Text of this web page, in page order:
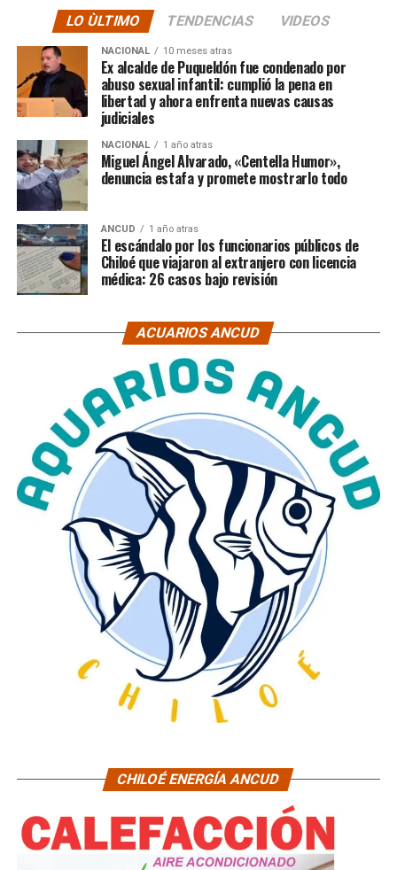
LO ÙLTIMO TENDENCIAS VIDEOS
NACIONAL 10 meses atras
Ex alcalde de Puqueldón fue condenado por
abuso sexual infantil: cumplió la pena en
libertad y ahora enfrenta nuevas causas
judiciales
NACIONAL 1 año atras
Miguel Ángel Alvarado, «Centella Humor»,
denuncia estafa y promete mostrarlo todo
ANCUD 1 año atras
El escándalo por los funcionarios públicos de
Chiloé que viajaron al extranjero con licencia
médica: 26 casos bajo revisión
ACUARIOS ANCUD
CHILOÉ ENERGÍA ANCUD